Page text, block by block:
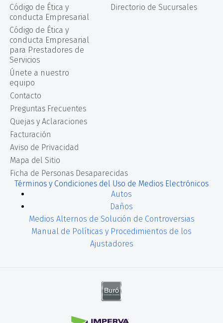
Código de Ética y
conducta Empresarial
Código de Ética y
conducta Empresarial
para Prestadores de
Servicios
Únete a nuestro
equipo
Directorio de Sucursales
Contacto
Preguntas Frecuentes
Quejas y Aclaraciones
Facturación
Aviso de Privacidad
Mapa del Sitio
Ficha de Personas Desaparecidas
Términos y Condiciones del Uso de Medios Electrónicos
Autos
Daños
Medios Alternos de Solución de Controversias
Manual de Políticas y Procedimientos de los
Ajustadores